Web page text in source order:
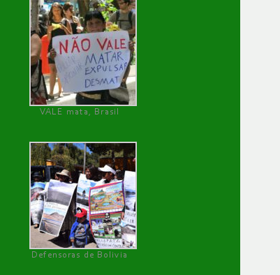
VALE mata, Brasil
Defensoras de Bolivia